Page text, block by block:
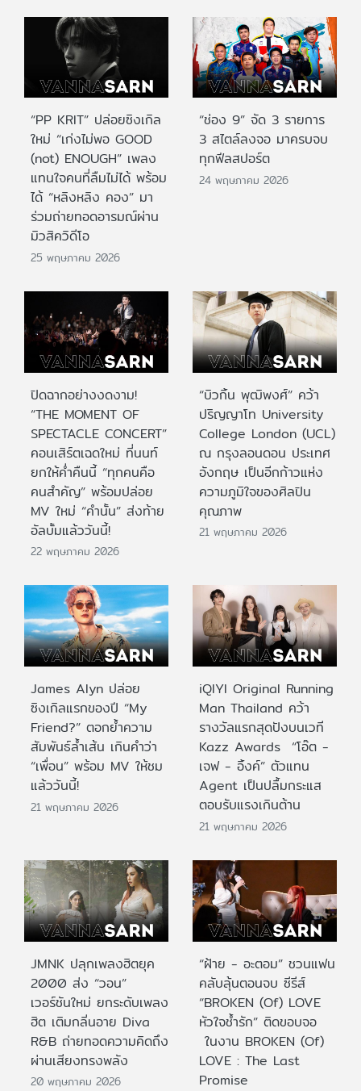
“PP KRIT” ปล่อยซิงเกิล
ใหม่ “เก่งไม่พอ GOOD
(not) ENOUGH” เพลง
แทนใจคนที่ลืมไม่ได้ พร้อม
ได้ “หลิงหลิง คอง” มา
ร่วมถ่ายทอดอารมณ์ผ่าน
มิวสิควิดีโอ
25 พฤษภาคม 2026
“ช่อง 9” จัด 3 รายการ
3 สไตล์ลงจอ มาครบจบ
ทุกฟีลสปอร์ต
24 พฤษภาคม 2026
ปิดฉากอย่างงดงาม!
“THE MOMENT OF
SPECTACLE CONCERT”
คอนเสิร์ตเฉดใหม่ ที่นนท์
ยกให้ค่ำคืนนี้ “ทุกคนคือ
คนสำคัญ” พร้อมปล่อย
MV ใหม่ “คำนั้น” ส่งท้าย
อัลบั้มแล้ววันนี้!
22 พฤษภาคม 2026
“บิวกิ้น พุฒิพงศ์” คว้า
ปริญญาโท University
College London (UCL)
ณ กรุงลอนดอน ประเทศ
อังกฤษ เป็นอีกก้าวแห่ง
ความภูมิใจของศิลปิน
คุณภาพ
21 พฤษภาคม 2026
James Alyn ปล่อย
ซิงเกิลแรกของปี “My
Friend?” ตอกย้ำความ
สัมพันธ์ล้ำเส้น เกินคำว่า
“เพื่อน” พร้อม MV ให้ชม
แล้ววันนี้!
21 พฤษภาคม 2026
iQIYI Original Running
Man Thailand คว้า
รางวัลแรกสุดปังบนเวที
Kazz Awards “โอ๊ต -
เจฟ - อิ้งค์” ตัวแทน
Agent เป็นปลื้มกระแส
ตอบรับแรงเกินต้าน
21 พฤษภาคม 2026
JMNK ปลุกเพลงฮิตยุค
2000 ส่ง “วอน”
เวอร์ชันใหม่ ยกระดับเพลง
ฮิต เติมกลิ่นอาย Diva
R&B ถ่ายทอดความคิดถึง
ผ่านเสียงทรงพลัง
20 พฤษภาคม 2026
“ฝ้าย - อะตอม” ชวนแฟน
คลับลุ้นตอนจบ ซีรีส์
“BROKEN (Of) LOVE
หัวใจช้ำรัก” ติดขอบจอ
ในงาน BROKEN (Of)
LOVE : The Last
Promise